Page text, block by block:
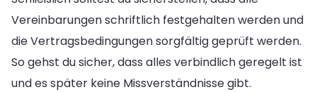
Vereinbarungen schriftlich festgehalten werden und
die Vertragsbedingungen sorgfältig geprüft werden.
So gehst du sicher, dass alles verbindlich geregelt ist
und es später keine Missverständnisse gibt.